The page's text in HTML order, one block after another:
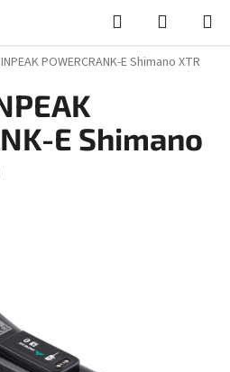
Hledat
KOŠÍK
POWERCRANK-E Shimano XTR
E Shimano